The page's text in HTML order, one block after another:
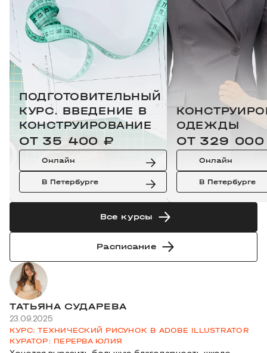
ПОДГОТОВИТЕЛЬНЫЙ
КУРС. ВВЕДЕНИЕ В
КОНСТРУИРОВАНИЕ
ОТ 35 400 ₽
Онлайн
В Петербурге
ОДЕЖДЫ
ОТ 329
Онлайн
В Петербурге
Все курсы
Расписание
ТАТЬЯНА СУДАРЕВА
23.09.2025
КУРС: ТЕХНИЧЕСКИЙ РИСУНОК В ADOBE ILLUSTRATOR
КУРАТОР: ПЕРЕРВА ЮЛИЯ